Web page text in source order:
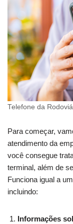
Telefone da
Para começar,
atendimento da
você consegue
terminal, além de
Funciona igual a
incluindo:
Informações